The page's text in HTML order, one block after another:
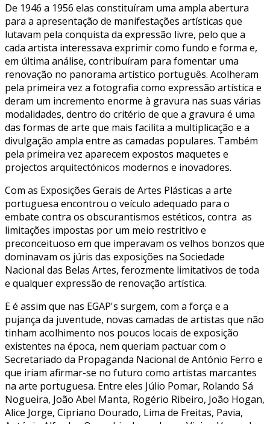
De 1946 a 1956 elas constituíram uma ampla abertura
para a apresentação de manifestações artísticas que
lutavam pela conquista da expressão livre, pelo que a
cada artista interessava exprimir como fundo e forma e,
em última análise, contribuíram para fomentar uma
renovação no panorama artístico português. Acolheram
pela primeira vez a fotografia como expressão artística e
deram um incremento enorme à gravura nas suas várias
modalidades, dentro do critério de que a gravura é uma
das formas de arte que mais facilita a multiplicação e a
divulgação ampla entre as camadas populares. Também
pela primeira vez aparecem expostos maquetes e
projectos arquitectónicos modernos e inovadores.
Com as Exposições Gerais de Artes Plásticas a arte
portuguesa encontrou o veículo adequado para o
embate contra os obscurantismos estéticos, contra as
limitações impostas por um meio restritivo e
preconceituoso em que imperavam os velhos bonzos que
dominavam os júris das exposições na Sociedade
Nacional das Belas Artes, ferozmente limitativos de toda
e qualquer expressão de renovação artística.
E é assim que nas EGAP's surgem, com a força e a
pujança da juventude, novas camadas de artistas que não
tinham acolhimento nos poucos locais de exposição
existentes na época, nem queriam pactuar com o
Secretariado da Propaganda Nacional de António Ferro e
que iriam afirmar-se no futuro como artistas marcantes
na arte portuguesa. Entre eles Júlio Pomar, Rolando Sá
Nogueira, João Abel Manta, Rogério Ribeiro, João Hogan,
Alice Jorge, Cipriano Dourado, Lima de Freitas, Pavia,